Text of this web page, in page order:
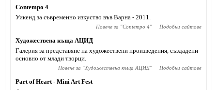
Contempo 4
Уикенд за съвременно изкуство във Варна - 2011.
Повече за "Contempo 4" Подобни сайтове
Художествена къща АЦИД
Галерия за представяне на художествени произведения, създадени
основно от млади творци.
Повече за "Художествена къща АЦИД" Подобни сайтове
Part of Heart - Mini Art Fest